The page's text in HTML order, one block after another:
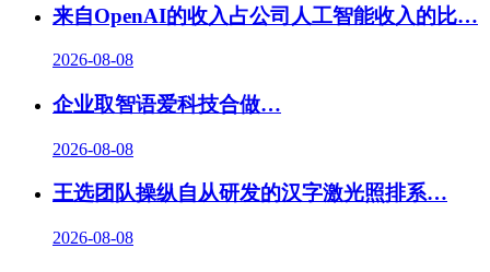
来自OpenAI的收入占公司人工智能收入的比…
2026-08-08
企业取智语爱科技合做…
2026-08-08
王选团队操纵自从研发的汉字激光照排系…
2026-08-08